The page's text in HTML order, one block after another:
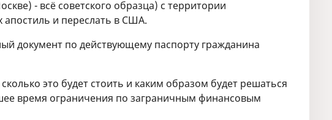
- всё советского образца) с территории
апостиль и переслать в США.
документ по действующему паспорту гражданина
это будет стоить и каким образом будет решаться
время ограничения по заграничным финансовым